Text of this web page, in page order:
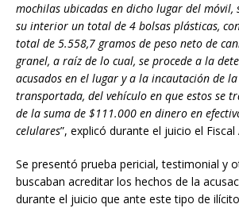
mochilas ubicadas en dicho lugar del móvil,
su interior un total de 4 bolsas plásticas,
total de 5.558,7 gramos de peso neto de
granel, a raíz de lo cual, se procede a la
acusados en el lugar y a la incautación de
transportada, del vehículo en que estos se
de la suma de $111.000 en dinero en
celulares”, explicó durante el juicio el Fiscal
Se presentó prueba pericial, testimonial y
buscaban acreditar los hechos de la
durante el juicio que ante este tipo de